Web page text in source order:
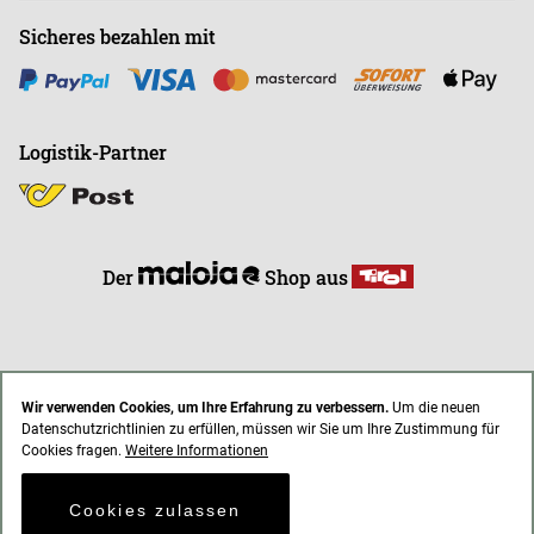
Wir verwenden Cookies, um Ihre Erfahrung zu verbessern. Um die neuen
Datenschutzrichtlinien zu erfüllen, müssen wir Sie um Ihre Zustimmung für
Cookies fragen. Weitere Informationen
Cookies zulassen
Sicheres bezahlen mit
Logistik-Partner
Der Shop aus
AGB Impressum Datenschutz
* Alle Preise inkl. gesetzl. Mehrwertsteuer zzgl. Versandkosten
© 2021 endless-riding.at. All Rights Reserved